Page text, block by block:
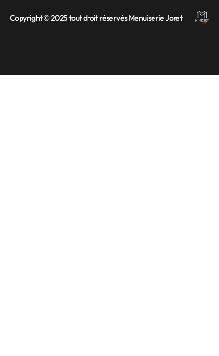
Copyright © 2025 tout droit réservés Menuiserie Joret